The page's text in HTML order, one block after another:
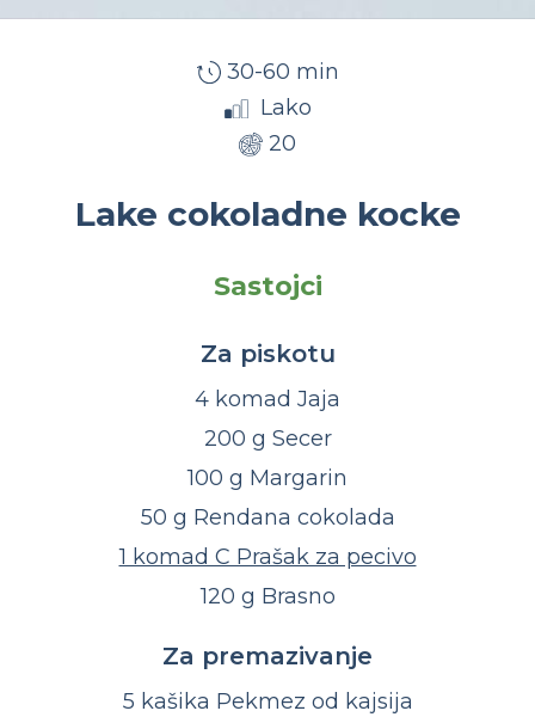
30-60 min
Lako
20
Lake cokoladne kocke
Sastojci
Za piskotu
4 komad Jaja
200 g Secer
100 g Margarin
50 g Rendana cokolada
1 komad C Prašak za pecivo
120 g Brasno
Za premazivanje
5 kašika Pekmez od kajsija